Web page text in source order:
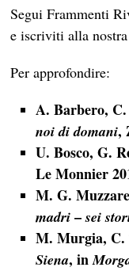
Segui Frammenti
e iscriviti alla
Per approfondire:
A. Barbero,
noi di domani,
U. Bosco, G.
Le Monnier
M. G.
madri–sei
M. Murgia, C.
Siena, in